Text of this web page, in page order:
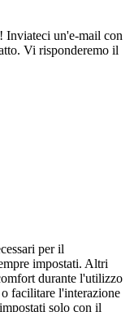
Inviateci un'e-mail con
Vi risponderemo il
per il
impostati. Altri
durante l'utilizzo
facilitare l'interazione
solo con il